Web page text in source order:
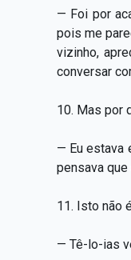
— Foi por
pois me
vizinho,
conversar
10. Mas por
— Eu estava
pensava
11. Isto não
— Tê-lo-ias